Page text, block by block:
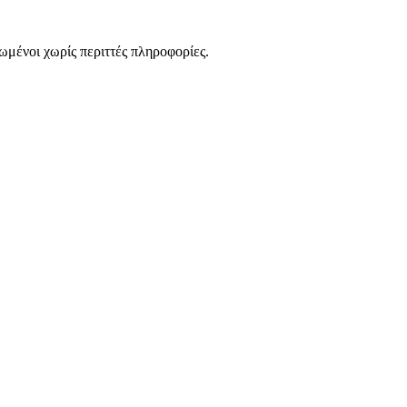
χωρίς περιττές πληροφορίες.